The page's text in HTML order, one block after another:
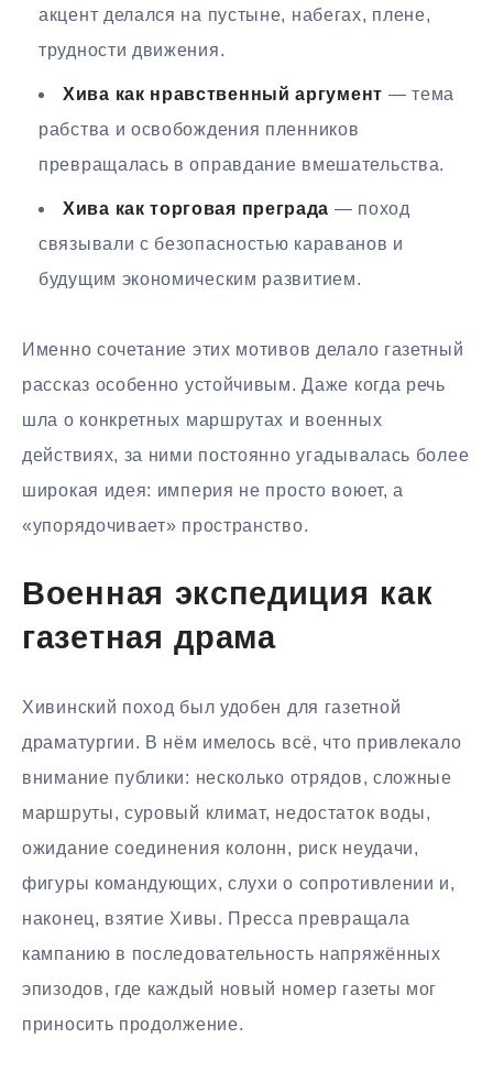
акцент делался на пустыне, набегах, плене,
трудности движения.
Хива как нравственный аргумент — тема
рабства и освобождения пленников
превращалась в оправдание вмешательства.
Хива как торговая преграда — поход
связывали с безопасностью караванов и
будущим экономическим развитием.
Именно сочетание этих мотивов делало газетный
рассказ особенно устойчивым. Даже когда речь
шла о конкретных маршрутах и военных
действиях, за ними постоянно угадывалась более
широкая идея: империя не просто воюет, а
«упорядочивает» пространство.
Военная экспедиция как
газетная драма
Хивинский поход был удобен для газетной
драматургии. В нём имелось всё, что привлекало
внимание публики: несколько отрядов, сложные
маршруты, суровый климат, недостаток воды,
ожидание соединения колонн, риск неудачи,
фигуры командующих, слухи о сопротивлении и,
наконец, взятие Хивы. Пресса превращала
кампанию в последовательность напряжённых
эпизодов, где каждый новый номер газеты мог
приносить продолжение.